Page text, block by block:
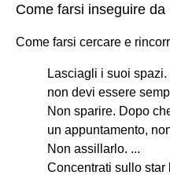
Come farsi inseguire da
Come farsi cercare e
Lasciagli i suoi
non devi essere
Non sparire. Dopo
un appuntamento,
Non assillarlo. ...
Concentrati sullo star